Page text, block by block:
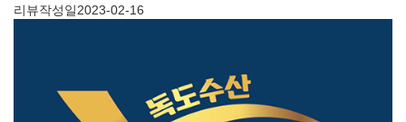
리뷰작성일2023-02-16